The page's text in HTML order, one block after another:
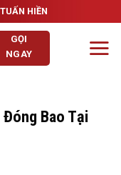
HIỀN
GỌI
NGAY
Bao Tại